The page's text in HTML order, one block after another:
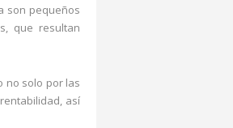
son pequeños
que resultan
no solo por las
así